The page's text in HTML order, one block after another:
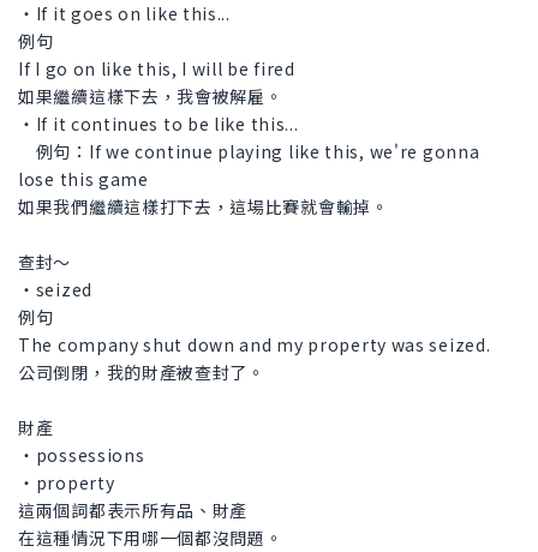
・If it goes on like this...
例句
If I go on like this, I will be fired
如果繼續這樣下去，我會被解雇。
・If it continues to be like this...
例句：If we continue playing like this, we're gonna
lose this game
如果我們繼續這樣打下去，這場比賽就會輸掉。
查封～
・seized
例句
The company shut down and my property was seized.
公司倒閉，我的財產被查封了。
財產
・possessions
・property
這兩個詞都表示所有品、財產
在這種情況下用哪一個都沒問題。